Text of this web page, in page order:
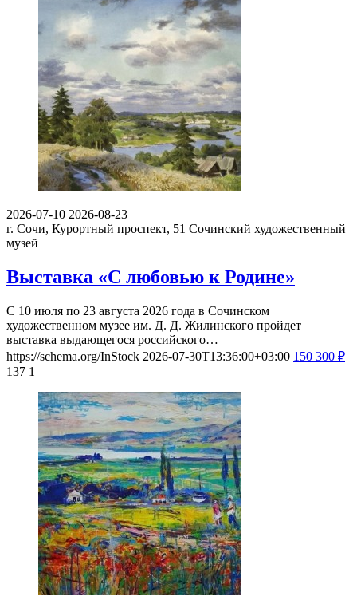
2026-07-10 2026-08-23
г. Сочи, Курортный проспект, 51 Сочинский художественный
музей
Выставка «С любовью к Родине»
С 10 июля по 23 августа 2026 года в Сочинском
художественном музее им. Д. Д. Жилинского пройдет
выставка выдающегося российского…
https://schema.org/InStock 2026-07-30T13:36:00+03:00 150 300 ₽
137 1